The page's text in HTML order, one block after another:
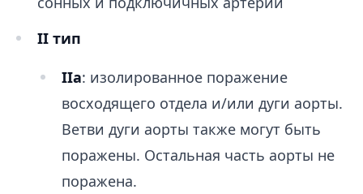
II тип
​​IIa: изолированное поражение
восходящего отдела и/или дуги аорты.
Ветви дуги аорты также могут быть
поражены. Остальная часть аорты не
поражена.​